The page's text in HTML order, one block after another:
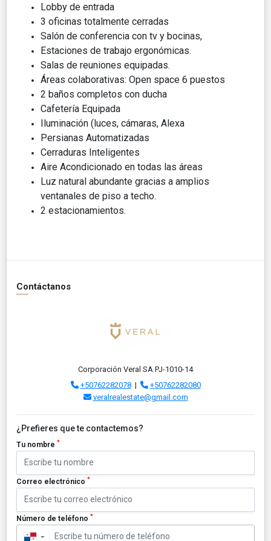
Lobby de entrada
3 oficinas totalmente cerradas
Salón de conferencia con tv y bocinas,
Estaciones de trabajo ergonómicas.
Salas de reuniones equipadas.
Áreas colaborativas: Open space 6 puestos
2 baños completos con ducha
Cafetería Equipada
Iluminación (luces, cámaras, Alexa
Persianas Automatizadas
Cerraduras Inteligentes
Aire Acondicionado en todas las áreas
Luz natural abundante gracias a amplios
ventanales de piso a techo.
2 estacionamientos.
Contáctanos
Corporación Veral SA PJ-1010-14
+50762282078|
+50762282080
veralrealestate@gmail.com
¿Prefieres que te contactemos?
Tu nombre *
Correo electrónico *
Número de teléfono *
▼